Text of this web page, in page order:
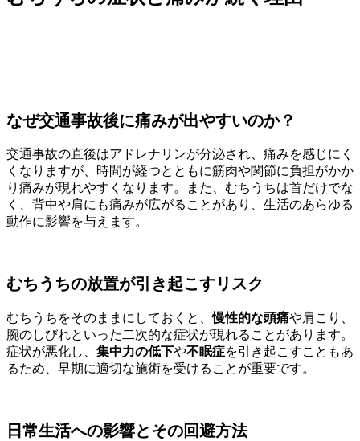
なぜ交通事故後に痛みが出やすいのか？
交通事故の直後はアドレナリンが分泌され、痛みを感じにく
くなりますが、時間が経つとともに筋肉や関節に負担がかか
り痛みが現れやすくなります。また、むちうちは首だけでな
く、背中や肩にも痛みが広がることがあり、生活のあらゆる
動作に影響を与えます。
むちうちの放置が引き起こすリスク
むちうちをそのままにしておくと、慢性的な頭痛や肩こり、
腕のしびれといった二次的な症状が現れることがあります。
症状が悪化し、 集中力の低下や不眠症を引き起こすこともあ
るため、早期に適切な施術を受けることが重要です。
日常生活への影響とその回避方法